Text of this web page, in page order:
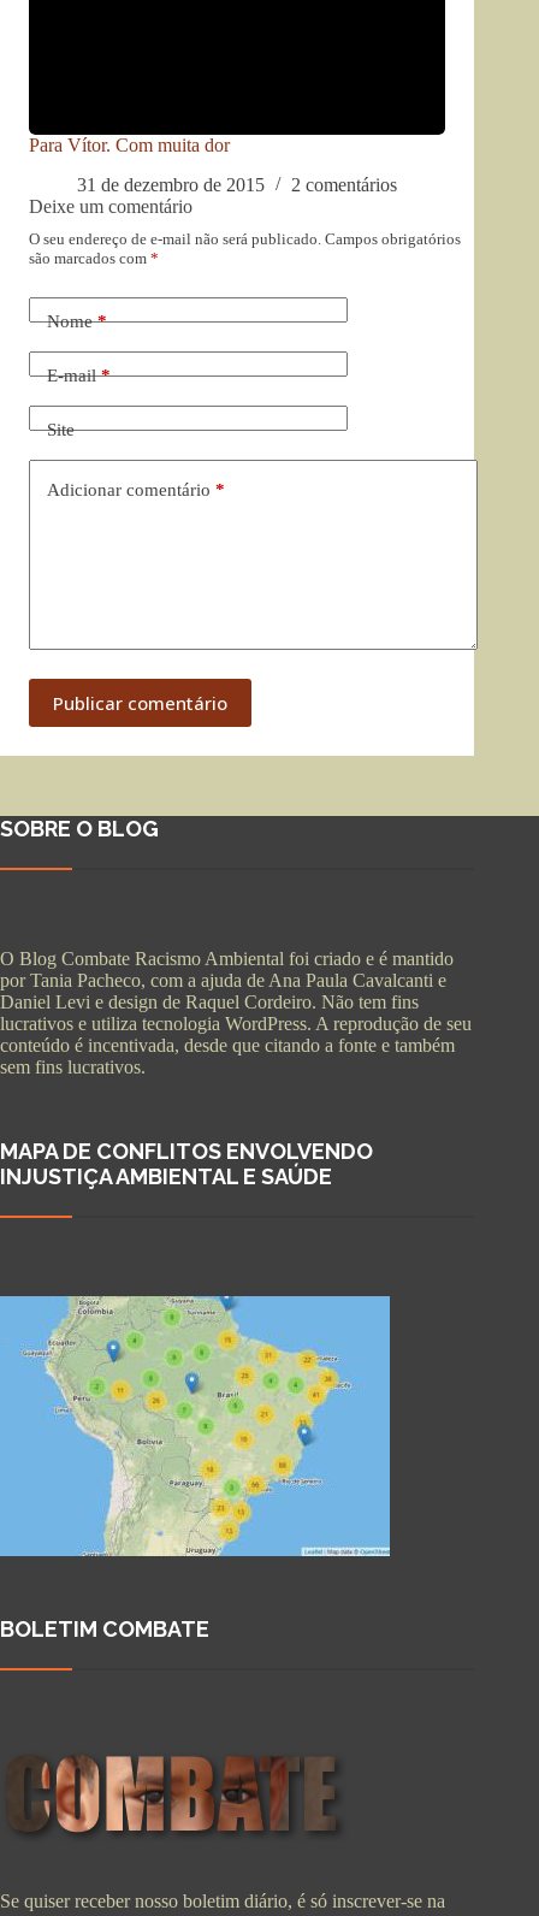
Para Vítor. Com muita dor
31 de dezembro de 2015
2 comentários
Deixe um comentário
O seu endereço de e-mail não será publicado. Campos obrigatórios
são marcados com *
Nome*
E-mail*
Site
Adicionar comentário *
Publicar comentário
SOBRE O BLOG
O Blog Combate Racismo Ambiental foi criado e é mantido
por Tania Pacheco, com a ajuda de Ana Paula Cavalcanti e
Daniel Levi e design de Raquel Cordeiro. Não tem fins
lucrativos e utiliza tecnologia WordPress. A reprodução de seu
conteúdo é incentivada, desde que citando a fonte e também
sem fins lucrativos.
MAPA DE CONFLITOS ENVOLVENDO
INJUSTIÇA AMBIENTAL E SAÚDE
BOLETIM COMBATE
Se quiser receber nosso boletim diário, é só inscrever-se na